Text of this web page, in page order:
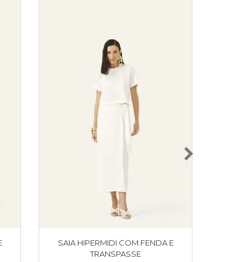
SAIA HIPERMIDI COM FENDA E
TRANSPASSE